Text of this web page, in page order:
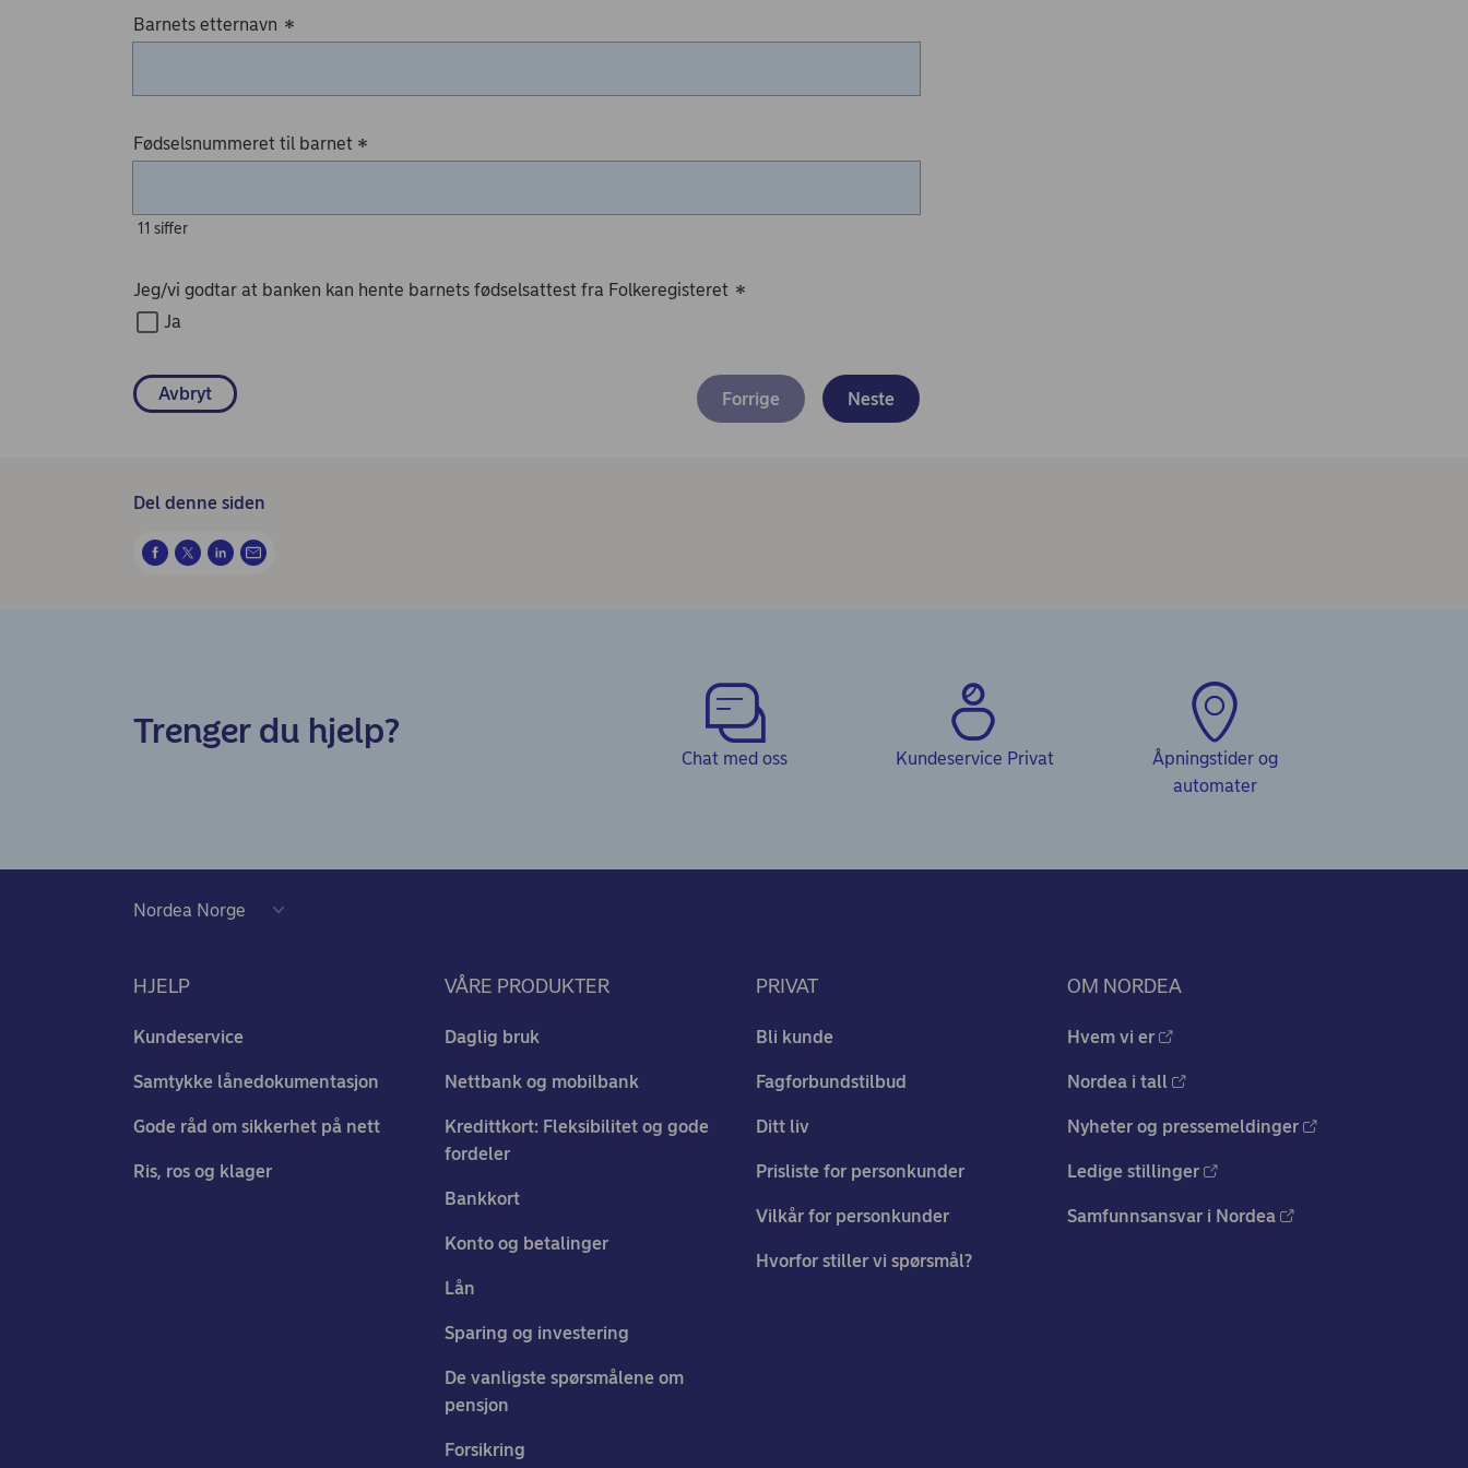
Barnets etternavn *
Fødselsnummeret til barnet *
11 siffer
Jeg/vi godtar at banken kan hente barnets fødselsattest fra Folkeregisteret *
Ja
Neste
Forrige
Avbryt
Del denne siden
Trenger du hjelp?
Chat med oss Kundeservice Privat
Åpningstider og
automater
HJELP
Kundeservice
Samtykke lånedokumentasjon
Gode råd om sikkerhet på nett
Ris, ros og klager
VÅRE PRODUKTER
Daglig bruk
Nettbank og mobilbank
Kredittkort: Fleksibilitet og gode
fordeler
Bankkort
Konto og betalinger
Lån
Sparing og investering
De vanligste spørsmålene om
pensjon
Forsikring
PRIVAT
Bli kunde
Fagforbundstilbud
Ditt liv
Prisliste for personkunder
Vilkår for personkunder
Hvorfor stiller vi spørsmål?
OM NORDEA
Hvem vi er
Nordea i tall
Nyheter og pressemeldinger
Ledige stillinger
Samfunnsansvar i Nordea